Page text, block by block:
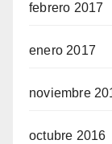
febrero 2017
enero 2017
noviembre
octubre 2016